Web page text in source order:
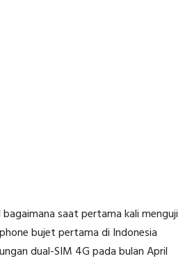
saat pertama kali menguji
bujet pertama di Indonesia
dual-SIM 4G pada bulan April